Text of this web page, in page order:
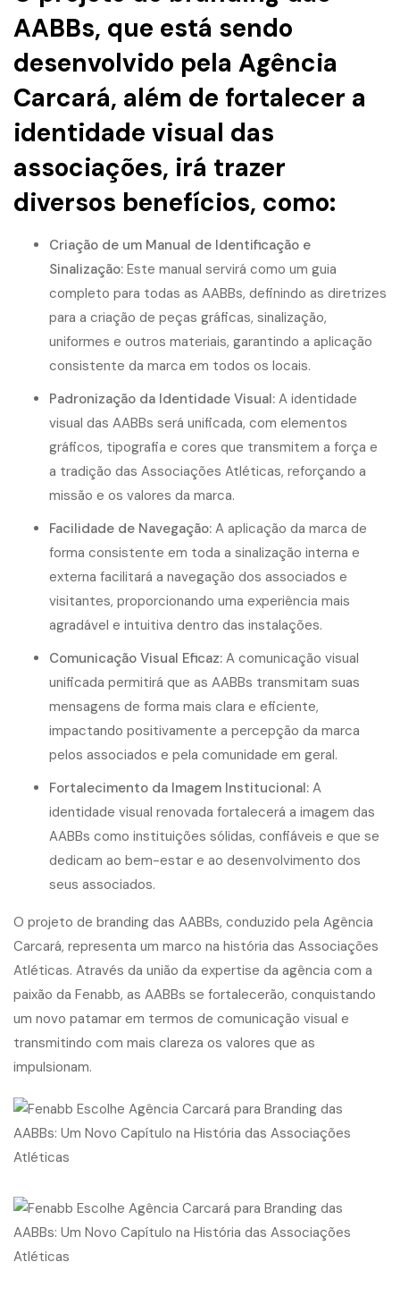
AABBs, que está sendo
desenvolvido pela Agência
Carcará, além de fortalecer a
identidade visual das
associações, irá trazer
diversos benefícios, como:
Criação de um Manual de Identificação e
Sinalização: Este manual servirá como um guia
completo para todas as AABBs, definindo as diretrizes
para a criação de peças gráficas, sinalização,
uniformes e outros materiais, garantindo a aplicação
consistente da marca em todos os locais.
Padronização da Identidade Visual: A identidade
visual das AABBs será unificada, com elementos
gráficos, tipografia e cores que transmitem a força e
a tradição das Associações Atléticas, reforçando a
missão e os valores da marca.
Facilidade de Navegação: A aplicação da marca de
forma consistente em toda a sinalização interna e
externa facilitará a navegação dos associados e
visitantes, proporcionando uma experiência mais
agradável e intuitiva dentro das instalações.
Comunicação Visual Eficaz: A comunicação visual
unificada permitirá que as AABBs transmitam suas
mensagens de forma mais clara e eficiente,
impactando positivamente a percepção da marca
pelos associados e pela comunidade em geral.
Fortalecimento da Imagem Institucional: A
identidade visual renovada fortalecerá a imagem das
AABBs como instituições sólidas, confiáveis e que se
dedicam ao bem-estar e ao desenvolvimento dos
seus associados.
O projeto de branding das AABBs, conduzido pela Agência
Carcará, representa um marco na história das Associações
Atléticas. Através da união da expertise da agência com a
paixão da Fenabb, as AABBs se fortalecerão, conquistando
um novo patamar em termos de comunicação visual e
transmitindo com mais clareza os valores que as
impulsionam.